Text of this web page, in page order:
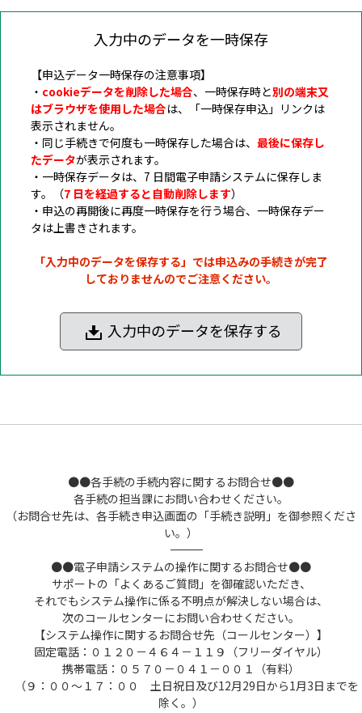
入力中のデータを一時保存
【申込データ一時保存の注意事項】
・ cookieデータを削除した場合、一時保存時と別の端末又
はブラウザを使用した場合は、「一時保存申込」リンクは
表示されません。
・同じ手続きで何度も一時保存した場合は、 最後に保存し
たデータが表示されます。
・一時保存データは、7 日間電子申請システムに保存しま
す。（7 日を経過すると自動削除します）
・申込の再開後に再度一時保存を行う場合、一時保存デー
タは上書きされます。
「入力中のデータを保存する」では申込みの手続きが完了
しておりませんのでご注意ください。
入力中のデータを保存する
●●各手続の手続内容に関するお問合せ●●
各手続の担当課にお問い合わせください。
（お問合せ先は、各手続き申込画面の「手続き説明」を御参照くださ
い。）
――――――――――――――――――――――――――――――――――――――――――――――――――
●●電子申請システムの操作に関するお問合せ●●
サポートの「よくあるご質問」を御確認いただき、
それでもシステム操作に係る不明点が解決しない場合は、
次のコールセンターにお問い合わせください。
【システム操作に関するお問合せ先（コールセンター）】
固定電話：０１２０－４６４－１１９（フリーダイヤル）
携帯電話：０５７０－０４１－００１（有料）
（９：００～１７：００ 土日祝日及び12月29日から1月3日までを
除く。）